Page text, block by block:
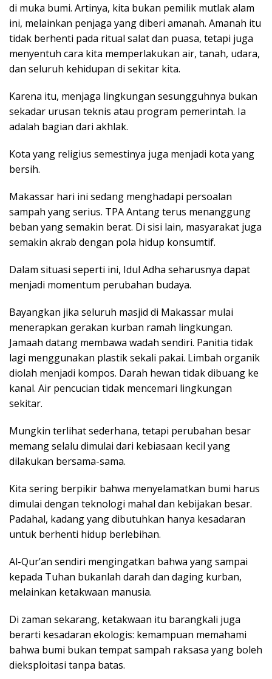
di muka bumi. Artinya, kita bukan pemilik mutlak alam
ini, melainkan penjaga yang diberi amanah. Amanah itu
tidak berhenti pada ritual salat dan puasa, tetapi juga
menyentuh cara kita memperlakukan air, tanah, udara,
dan seluruh kehidupan di sekitar kita.
Karena itu, menjaga lingkungan sesungguhnya bukan
sekadar urusan teknis atau program pemerintah. Ia
adalah bagian dari akhlak.
Kota yang religius semestinya juga menjadi kota yang
bersih.
Makassar hari ini sedang menghadapi persoalan
sampah yang serius. TPA Antang terus menanggung
beban yang semakin berat. Di sisi lain, masyarakat juga
semakin akrab dengan pola hidup konsumtif.
Dalam situasi seperti ini, Idul Adha seharusnya dapat
menjadi momentum perubahan budaya.
Bayangkan jika seluruh masjid di Makassar mulai
menerapkan gerakan kurban ramah lingkungan.
Jamaah datang membawa wadah sendiri. Panitia tidak
lagi menggunakan plastik sekali pakai. Limbah organik
diolah menjadi kompos. Darah hewan tidak dibuang ke
kanal. Air pencucian tidak mencemari lingkungan
sekitar.
Mungkin terlihat sederhana, tetapi perubahan besar
memang selalu dimulai dari kebiasaan kecil yang
dilakukan bersama-sama.
Kita sering berpikir bahwa menyelamatkan bumi harus
dimulai dengan teknologi mahal dan kebijakan besar.
Padahal, kadang yang dibutuhkan hanya kesadaran
untuk berhenti hidup berlebihan.
Al-Qur’an sendiri mengingatkan bahwa yang sampai
kepada Tuhan bukanlah darah dan daging kurban,
melainkan ketakwaan manusia.
Di zaman sekarang, ketakwaan itu barangkali juga
berarti kesadaran ekologis: kemampuan memahami
bahwa bumi bukan tempat sampah raksasa yang boleh
dieksploitasi tanpa batas.